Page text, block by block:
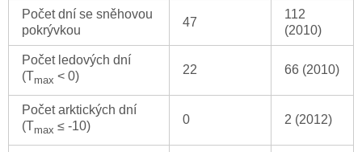
Počet dní se sněhovou
pokrývkou
47
112
(2010)
Počet ledových dní
(Tmax < 0) 22 66 (2010)
Počet arktických dní
(Tmax ≤ -10) 0 2 (2012)